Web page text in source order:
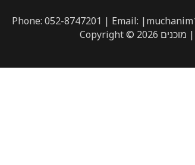
Phone: 052-8747201 | Email:
| מוכנים Copyright © 2026